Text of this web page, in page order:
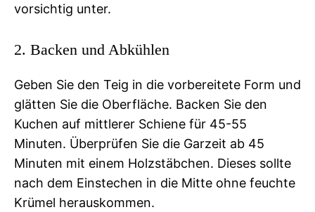
vorsichtig unter.
2. Backen und Abkühlen
Geben Sie den Teig in die vorbereitete Form und
glätten Sie die Oberfläche. Backen Sie den
Kuchen auf mittlerer Schiene für 45-55
Minuten. Überprüfen Sie die Garzeit ab 45
Minuten mit einem Holzstäbchen. Dieses sollte
nach dem Einstechen in die Mitte ohne feuchte
Krümel herauskommen.